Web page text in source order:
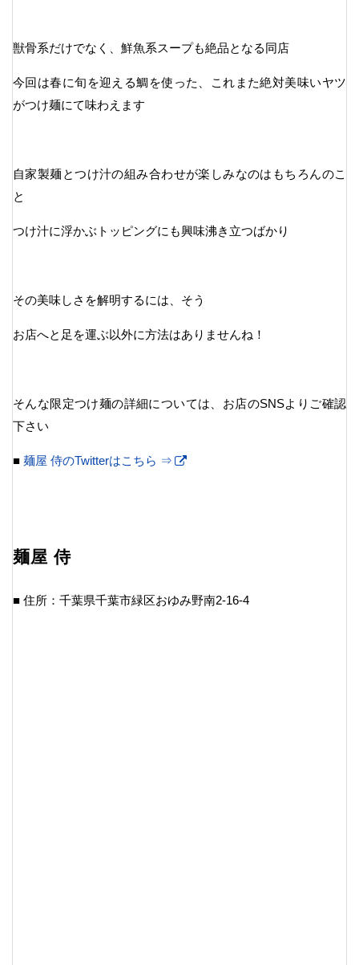
獣骨系だけでなく、鮮魚系スープも絶品となる同店
今回は春に旬を迎える鯛を使った、これまた絶対美味いヤツ
がつけ麺にて味わえます
自家製麺とつけ汁の組み合わせが楽しみなのはもちろんのこ
と
つけ汁に浮かぶトッピングにも興味沸き立つばかり
その美味しさを解明するには、そう
お店へと足を運ぶ以外に方法はありませんね！
そんな限定つけ麺の詳細については、お店のSNSよりご確認
下さい
■ 麺屋 侍のTwitterはこちら ⇒
麺屋 侍
■ 住所：千葉県千葉市緑区おゆみ野南2-16-4